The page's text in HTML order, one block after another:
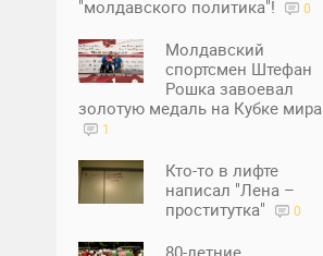
"молдавского политика"!
0
Молдавский
спортсмен Штефан
Рошка завоевал
золотую медаль на Кубке мира
1
Кто-то в лифте
написал "Лена –
проститутка"
0